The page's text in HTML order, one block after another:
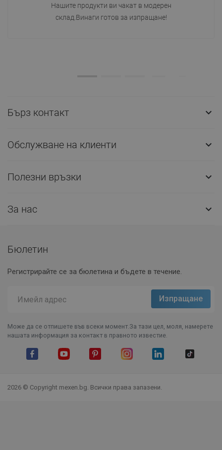
Нашите продукти ви чакат в модерен
склад.Винаги готов за изпращане!
Бърз контакт 
Обслужване на клиенти 
Полезни връзки 
За нас 
Бюлетин
Регистрирайте се за бюлетина и бъдете в течение.
Може да се отпишете във всеки момент.За тази цел, моля, намерете
нашата информация за контакт в правното известие.
2026 © Copyright mexen.bg. Всички права запазени.